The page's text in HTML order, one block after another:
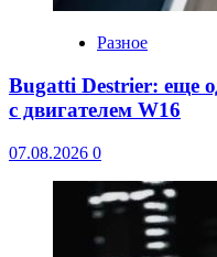
Разное
Bugatti Destrier: еще
с двигателем W16
07.08.2026 0